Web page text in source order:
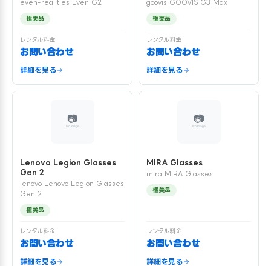
even-realities Even G2
極美品
レンタル料金
お問い合わせ
詳細を見る
goovis GOOVIS G3 Max
極美品
レンタル料金
お問い合わせ
詳細を見る
Lenovo Legion Glasses
Gen 2
lenovo Lenovo Legion Glasses
Gen 2
極美品
レンタル料金
お問い合わせ
詳細を見る
MIRA Glasses
mira MIRA Glasses
極美品
レンタル料金
お問い合わせ
詳細を見る